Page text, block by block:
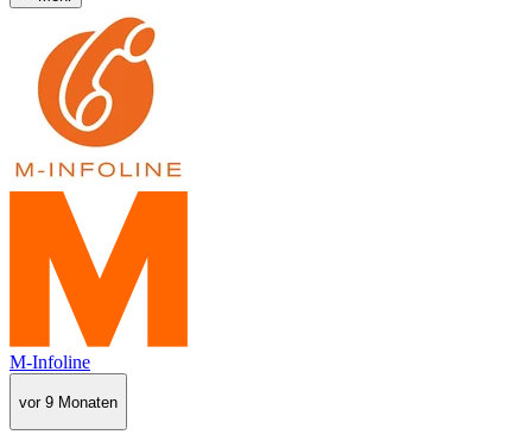
M-Infoline
vor 9 Monaten